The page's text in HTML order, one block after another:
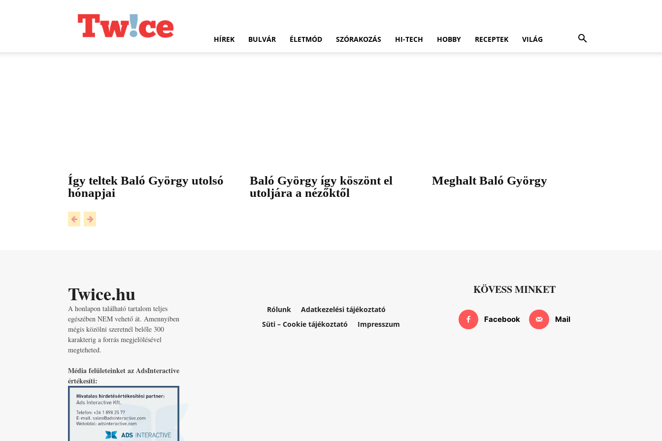
HÍREK BULVÁR ÉLETMÓD SZÓRAKOZÁS HI-TECH HOBBY RECEPTEK VILÁG
Így teltek Baló György utolsó
hónapjai
Baló György így köszönt el
utoljára a nézőktől
Meghalt Baló György
Twice.hu
A honlapon található tartalom teljes
egészében NEM vehető át. Amennyiben
mégis közölni szeretnél belőle 300
karakterig a forrás megjelölésével
megteheted.
Média felületeinket az AdsInteractive
értékesíti:
Rólunk
Adatkezelési tájékoztató
Süti – Cookie tájékoztató
Impresszum
KÖVESS MINKET
Facebook Mail